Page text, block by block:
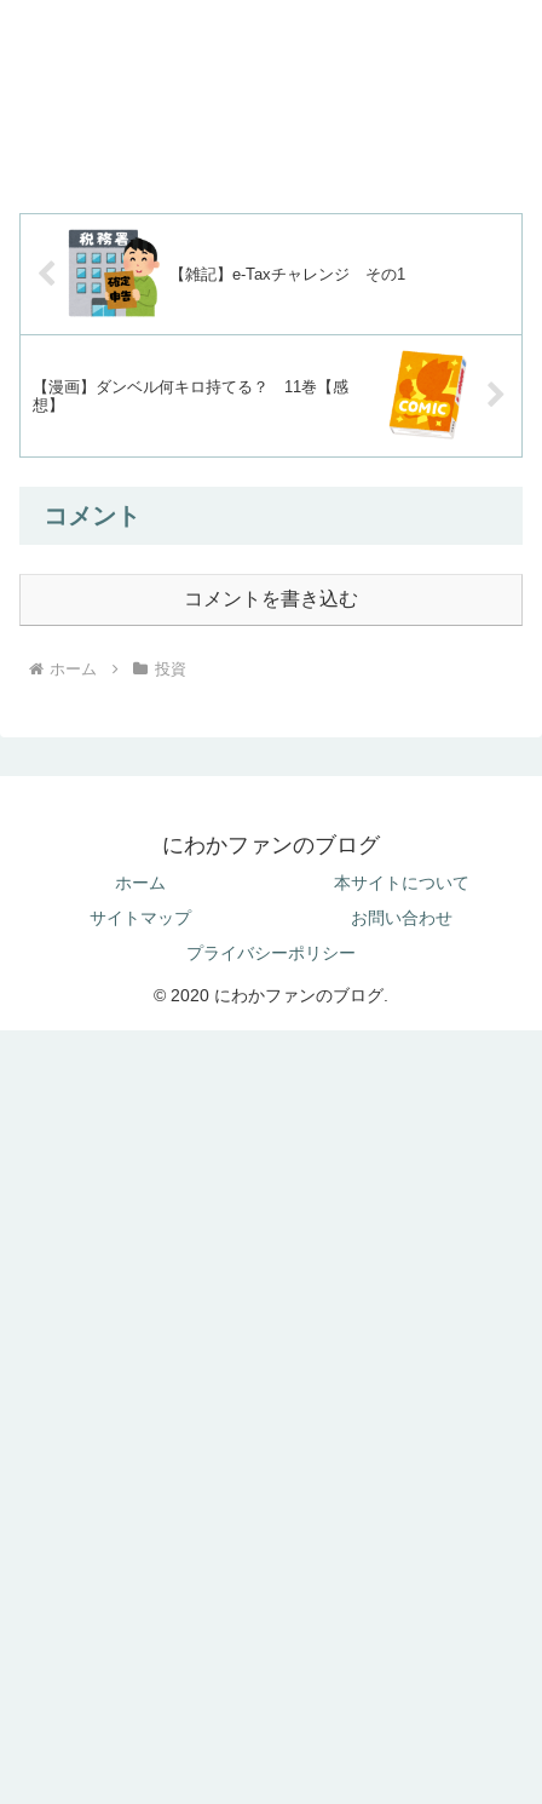
【雑記】e-Taxチャレンジ その1
【漫画】ダンベル何キロ持てる？ 11巻【感
想】
コメント
コメントを書き込む
ホーム 投資
にわかファンのブログ
ホーム
本サイトについて
サイトマップ
お問い合わせ
プライバシーポリシー
© 2020 にわかファンのブログ.